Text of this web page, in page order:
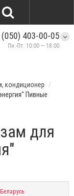
(050) 403-00-05
Пн.-Пт. 10:00 — 18:00
кондиционер
Пивные
для
Беларусь